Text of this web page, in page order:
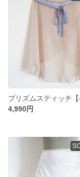
4,990円